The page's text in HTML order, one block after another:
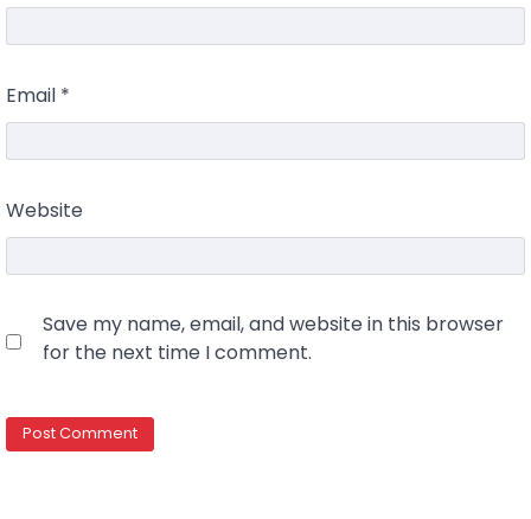
Email *
Website
Save my name, email, and website in this browser
for the next time I comment.